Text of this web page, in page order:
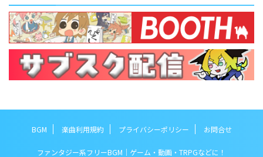
BGM 楽曲利用規約 プライバシーポリシー お問合せ
ファンタジー系フリーBGM｜ゲーム・動画・TRPGなどに！